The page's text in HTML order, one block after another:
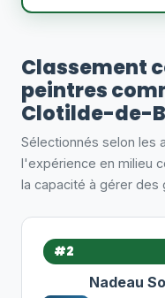
Classement
peintres
Clotilde-de-
Sélectionnés selon les
l'expérience en milieu
la capacité à gérer des
#2
Nadeau